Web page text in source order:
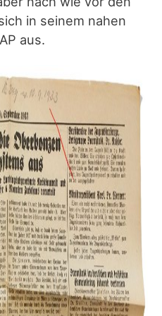
in seinem nahen
aus.